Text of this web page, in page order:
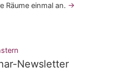
Räume einmal an. →
Newsletter